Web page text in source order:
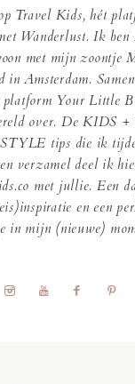
Travel Kids, hét
Wanderlust. Ik ben
met mijn zoontje
in Amsterdam.
Your Little
over. De KIDS
tips die ik
verzamel deel ik
met jullie. Een
en een
in mijn (nieuwe)